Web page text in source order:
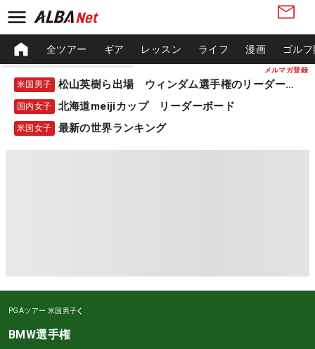
メルマガ登録
全ツアー ギア レッスン ライフ 漫画 ゴル
米国男子 松山英樹ら出場 ウィンダム選手権のリーダーボード
国内女子 北海道meijiカップ リーダーボード
米国女子 最新の世界ランキング
PGAツアー 米国男子
BMW選手権